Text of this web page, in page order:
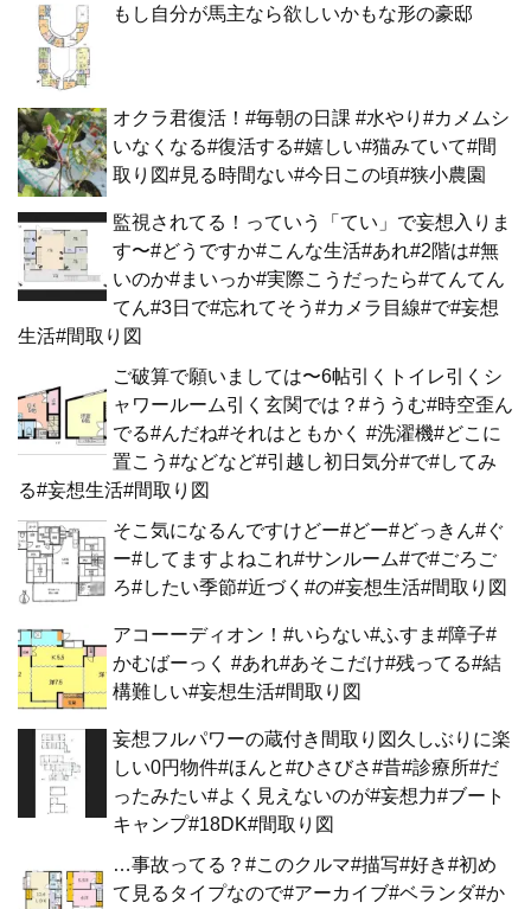
もし自分が馬主なら欲しいかもな形の豪邸
オクラ君復活！#毎朝の日課 #水やり#カメムシ
いなくなる#復活する#嬉しい#猫みていて#間
取り図#見る時間ない#今日この頃#狭小農園
監視されてる！っていう「てい」で妄想入りま
す〜#どうですか#こんな生活#あれ#2階は#無
いのか#まいっか#実際こうだったら#てんてん
てん#3日で#忘れてそう#カメラ目線#で#妄想
生活#間取り図
ご破算で願いましては〜6帖引くトイレ引くシ
ャワールーム引く玄関では？#ううむ#時空歪ん
でる#んだね#それはともかく #洗濯機#どこに
置こう#などなど#引越し初日気分#で#してみ
る#妄想生活#間取り図
そこ気になるんですけどー#どー#どっきん#ぐ
ー#してますよねこれ#サンルーム#で#ごろご
ろ#したい季節#近づく#の#妄想生活#間取り図
アコーーディオン！#いらない#ふすま#障子#
かむばーっく #あれ#あそこだけ#残ってる#結
構難しい#妄想生活#間取り図
妄想フルパワーの蔵付き間取り図久しぶりに楽
しい0円物件#ほんと#ひさびさ#昔#診療所#だ
ったみたい#よく見えないのが#妄想力#ブート
キャンプ#18DK#間取り図
…事故ってる？#このクルマ#描写#好き#初め
て見るタイプなので#アーカイブ#ベランダ#か